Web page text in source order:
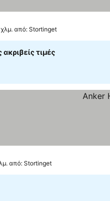
από: Stortinget
τιμές
από: Stortinget